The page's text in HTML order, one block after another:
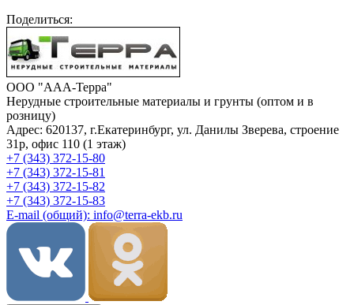
Поделиться:
ООО "ААА-Терра"
Нерудные строительные материалы и грунты (оптом и в
розницу)
Адрес: 620137, г.Екатеринбург, ул. Данилы Зверева, строение
31р, офис 110 (1 этаж)
+7 (343) 372-15-80
+7 (343) 372-15-81
+7 (343) 372-15-82
+7 (343) 372-15-83
E-mail (общий): info@terra-ekb.ru